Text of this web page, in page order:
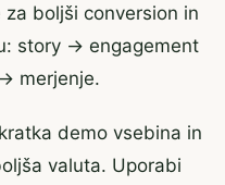
za boljši conversion in
story → engagement
merjenje.
demo vsebina in
valuta. Uporabi